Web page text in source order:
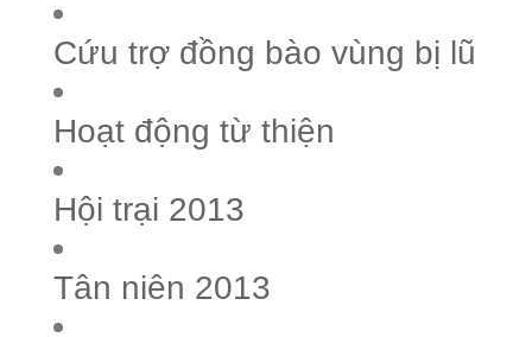
Cứu trợ đồng bào vùng bị lũ
Hoạt động từ thiện
Hội trại 2013
Tân niên 2013